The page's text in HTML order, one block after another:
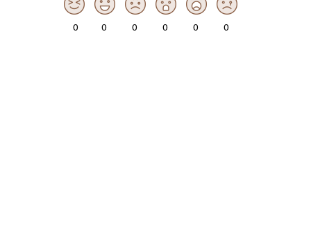
0 0 0 0 0 0